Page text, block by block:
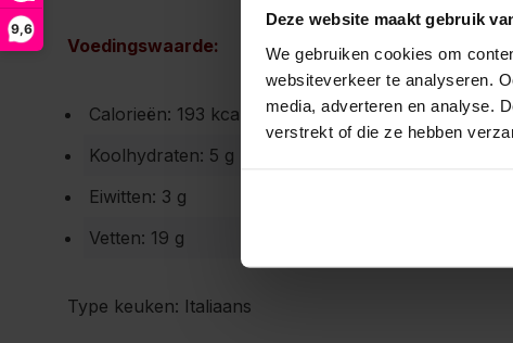
Deze website maakt gebruik
We gebruiken cookies om
websiteverkeer te analyseren.
media, adverteren en analyse.
verstrekt of die ze hebben
9,6
Voedingswaarde:
Calorieën: 193 kcal
Koolhydraten: 5 g
Eiwitten: 3 g
Vetten: 19 g
Type keuken: Italiaans